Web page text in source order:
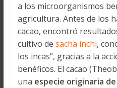
a los microorganismos
agricultura. Antes de los
cacao, encontró
cultivo de sacha inchi,
los incas”, gracias a la
benéficos. El cacao
una especie originaria